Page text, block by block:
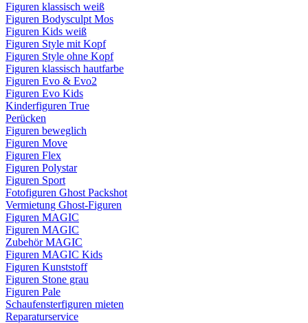
Figuren klassisch weiß
Figuren Bodysculpt Mos
Figuren Kids weiß
Figuren Style mit Kopf
Figuren Style ohne Kopf
Figuren klassisch hautfarbe
Figuren Evo & Evo2
Figuren Evo Kids
Kinderfiguren True
Perücken
Figuren beweglich
Figuren Move
Figuren Flex
Figuren Polystar
Figuren Sport
Fotofiguren Ghost Packshot
Vermietung Ghost-Figuren
Figuren MAGIC
Figuren MAGIC
Zubehör MAGIC
Figuren MAGIC Kids
Figuren Kunststoff
Figuren Stone grau
Figuren Pale
Schaufensterfiguren mieten
Reparaturservice